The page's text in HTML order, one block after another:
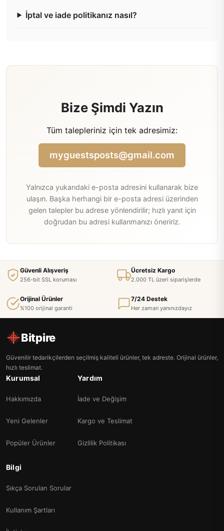
İptal ve iade politikanız nasıl?
Bize Şimdi Yazın
Tüm talepleriniz için tek adresimiz:
myguestsposts@gmail.com
Yalnızca yukarıdaki e-posta adresini kullanarak bize
ulaşın. Başka herhangi bir e-posta adresi üzerinden
gelen talepler bu adrese yönlendirilir; hızlı yanıt için
doğrudan bu adresi kullanmanızı öneririz.
Güvenli Alışveriş
256-bit SSL koruması
Ücretsiz Kargo
2.000 TL üzeri siparişlerde
Orijinal Ürünler
%100 orijinal garanti
7/24 Destek
Her zaman yanınızdayız
Bitpire
Güvenilir tedarikçilerden seçilmiş kaliteli ürünler, tek adreste. Orijinal ürünler,
hızlı teslimat.
Kurumsal
Hakkımızda
Yeni Gelenler
Popüler Ürünler
Yardım
İade ve Değişim
Kargo ve Teslimat
Gizlilik Politikası
Bilgi
Sıkça Sorulan Sorular
Kullanım Şartları